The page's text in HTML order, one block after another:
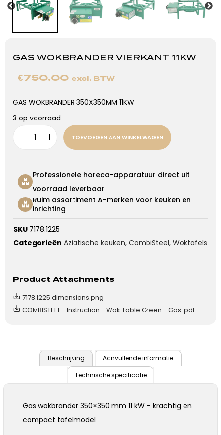
GAS WOKBRANDER VIERKANT 11KW
€750.00 excl. BTW
GAS WOKBRANDER 350X350MM 11KW
3 op voorraad
TOEVOEGEN AAN WINKELWAGEN
Professionele horeca-apparatuur direct uit
voorraad leverbaar
Ruim assortiment A-merken voor keuken en
inrichting
SKU 7178.1225
Categorieën Aziatische keuken, CombiSteel, Woktafels
Product Attachments
7178.1225 dimensions.png
COMBISTEEL - Instruction - Wok Table Green - Gas..pdf
Beschrijving Aanvullende informatie
Technische specificatie
Gas wokbrander 350×350 mm 11 kW – krachtig en
compact tafelmodel